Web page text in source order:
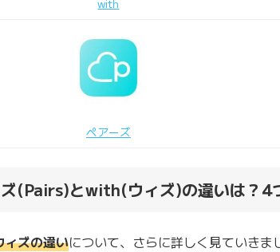
with
ペアーズ
(Pairs)とwith(ウィズ)の違いは？4
ィズの違いについて、さらに詳しく見ていきま